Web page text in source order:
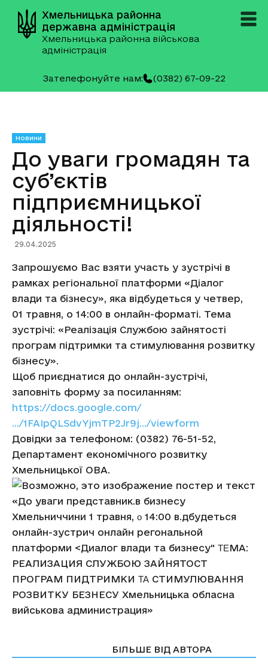
Хмельницька районна
державна адміністрація
Хмельницька районна військова
адміністрація
Зателефонуйте нам: (0382) 67-09-22
Новини
До уваги громадян та
суб’єктів
підприємницької
діяльності!
29.04.2025
Запрошуємо Вас взяти участь у зустрічі в
рамках регіональної платформи «Діалог
влади та бізнесу», яка відбудеться у четвер,
01 травня, о 14:00 в онлайн-форматі. Тема
зустрічі: «Реалізація Службою зайнятості
програм підтримки та стимулювання розвитку
бізнесу».
Щоб приєднатися до онлайн-зустрічі,
заповніть форму за посиланням:
https://docs.google.com/
…/1FAIpQLSdvYjmTP2Jr9j…/viewform
Довідки за телефоном: (0382) 76-51-52,
Департамент економічного розвитку
Хмельницької ОВА.
БІЛЬШЕ ВІД АВТОРА